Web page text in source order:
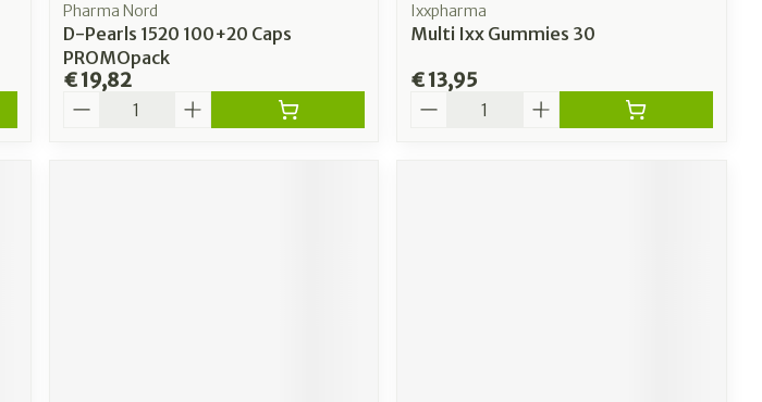
Pharma Nord
D-Pearls 1520 100+20 Caps
PROMOpack
€ 19,82
Ixxpharma
Multi Ixx Gummies 30
€ 13,95